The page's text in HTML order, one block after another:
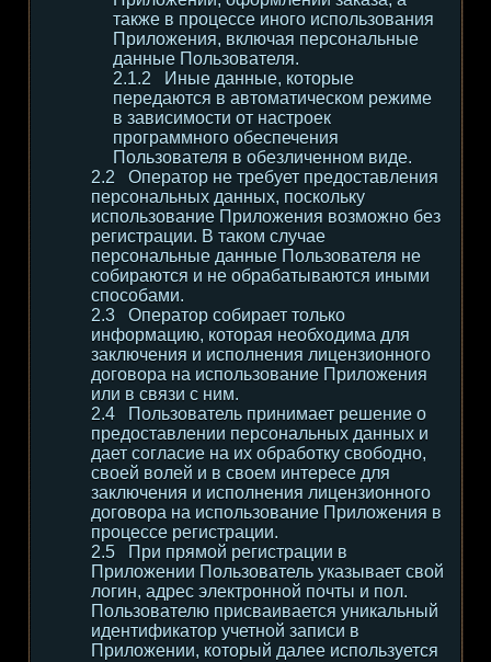
также в процессе иного использования
Приложения, включая персональные
данные Пользователя.
Иные данные, которые
передаются в автоматическом режиме
в зависимости от настроек
программного обеспечения
Пользователя в обезличенном виде.
Оператор не требует предоставления
персональных данных, поскольку
использование Приложения возможно без
регистрации. В таком случае
персональные данные Пользователя не
собираются и не обрабатываются иными
способами.
Оператор собирает только
информацию, которая необходима для
заключения и исполнения лицензионного
договора на использование Приложения
или в связи с ним.
Пользователь принимает решение о
предоставлении персональных данных и
дает согласие на их обработку свободно,
своей волей и в своем интересе для
заключения и исполнения лицензионного
договора на использование Приложения в
процессе регистрации.
При прямой регистрации в
Приложении Пользователь указывает свой
логин, адрес электронной почты и пол.
Пользователю присваивается уникальный
идентификатор учетной записи в
Приложении, который далее используется